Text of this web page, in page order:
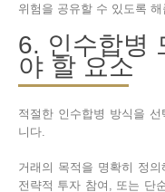
위험을 공유할 수 있도록 해
6. 인수합병
야 할 요소
적절한 인수합병 방식을
니다.
거래의 목적을 명확히 정
전략적 투자 참여, 또는 단